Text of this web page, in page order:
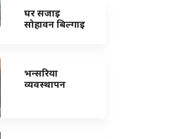
घर सजाइ
सोहावन बिल्गाइ
भन्सरिया
व्यवस्थापन